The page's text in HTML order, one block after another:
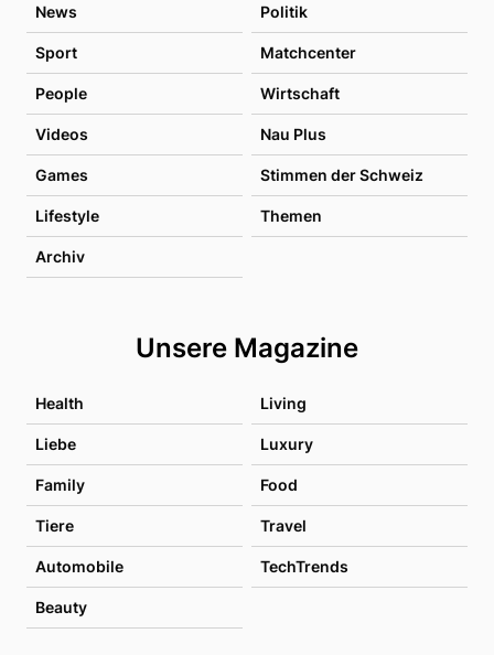
News Politik
Sport Matchcenter
People Wirtschaft
Videos Nau Plus
Games Stimmen der Schweiz
Lifestyle Themen
Archiv
Unsere Magazine
Health Living
Liebe Luxury
Family Food
Tiere Travel
Automobile TechTrends
Beauty